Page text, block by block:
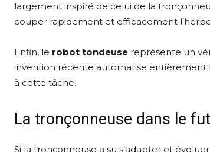
largement inspiré de celui de la
couper rapidement et efficacement
Enfin, le robot tondeuse représente un
invention récente automatise entièrement
à cette tâche.
La tronçonneuse dans le
Si la tronçonneuse a su s’adapter et